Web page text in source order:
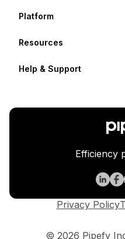
Platform
Resources
Help & Support
Efficiency
© 2026 Pipefy
Privacy Policy